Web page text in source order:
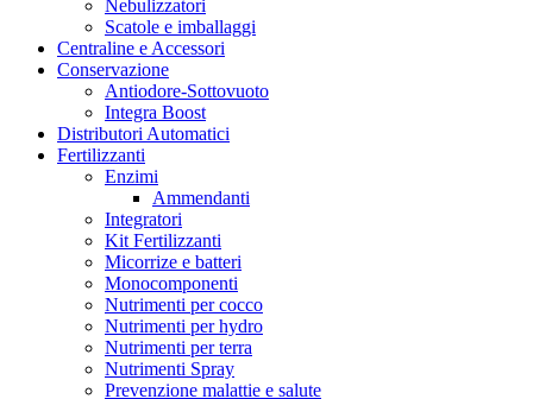
Nebulizzatori
Scatole e imballaggi
Centraline e Accessori
Conservazione
Antiodore-Sottovuoto
Integra Boost
Distributori Automatici
Fertilizzanti
Enzimi
Ammendanti
Integratori
Kit Fertilizzanti
Micorrize e batteri
Monocomponenti
Nutrimenti per cocco
Nutrimenti per hydro
Nutrimenti per terra
Nutrimenti Spray
Prevenzione malattie e salute